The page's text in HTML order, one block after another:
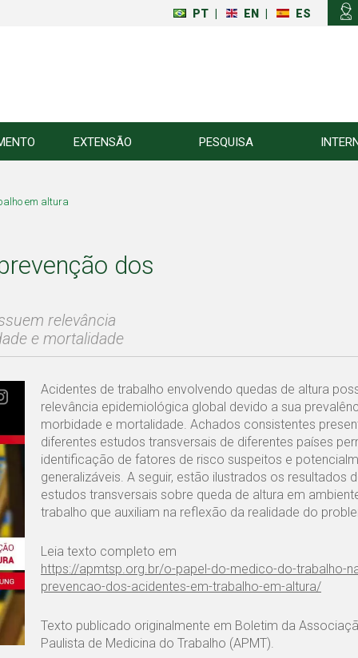
PT EN ES
EXTENSÃO PESQUISA
em altura
dos
relevância
e mortalidade
Acidentes de trabalho envolvendo quedas de altura
relevância epidemiológica global devido a sua
morbidade e mortalidade. Achados consistentes
diferentes estudos transversais de diferentes países
identificação de fatores de risco suspeitos e
generalizáveis. A seguir, estão ilustrados os resultados
estudos transversais sobre queda de altura em
trabalho que auxiliam na reflexão da realidade do
Leia texto completo em
https://apmtsp.org.br/o-papel-do-medico-do-trabalho-
prevencao-dos-acidentes-em-trabalho-em-altura/
Texto publicado originalmente em Boletim da
Paulista de Medicina do Trabalho (APMT).